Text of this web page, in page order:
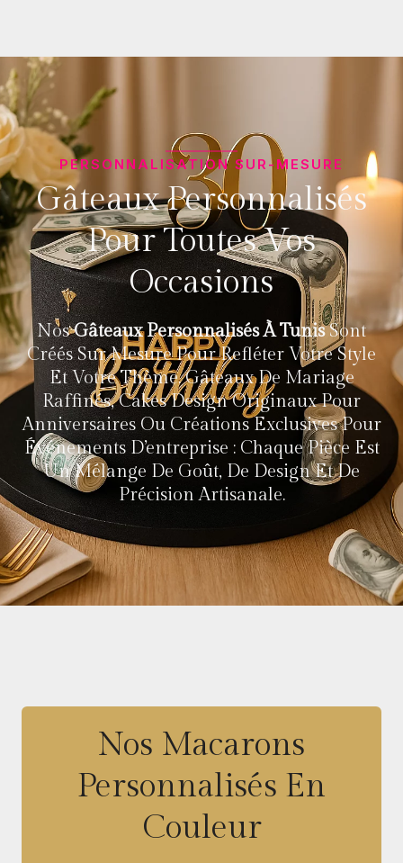
PERSONNALISATION SUR-MESURE
Gâteaux Personnalisés
Pour Toutes Vos
Occasions
NosGâteaux Personnalisés À TunisSont
Créés Sur Mesure Pour Refléter Votre Style
Et Votre Thème. Gâteaux De Mariage
Raffinés, Cakes Design Originaux Pour
Anniversaires Ou Créations Exclusives Pour
Événements D’entreprise : Chaque Pièce Est
Un Mélange De Goût, De Design Et De
Précision Artisanale.
Nos Macarons
Personnalisés En
Couleur